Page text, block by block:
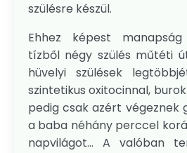
szülésre készül.
Ehhez képest manapság
tízből négy szülés műtéti
hüvelyi szülések
szintetikus oxitocinnal,
pedig csak azért végeznek
a baba néhány perccel
napvilágot… A valóban